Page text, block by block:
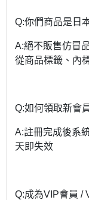
Q:你們商品是日
A:絕不販售仿冒
從商品標籤、內
Q:如何領取新會
A:註冊完成後系
天即失效
Q:成為VIP會員 /